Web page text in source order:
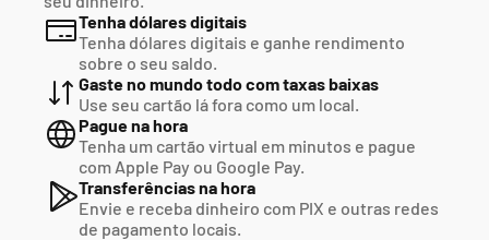
Tenha dólares digitais
Tenha dólares digitais e ganhe rendimento
sobre o seu saldo.
Gaste no mundo todo com taxas baixas
Use seu cartão lá fora como um local.
Pague na hora
Tenha um cartão virtual em minutos e pague
com Apple Pay ou Google Pay.
Transferências na hora
Envie e receba dinheiro com PIX e outras redes
de pagamento locais.